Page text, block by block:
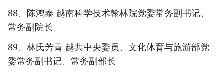
88、陈鸿泰 越南科学技术翰林院党委常务副书记、
常务副院长
89、林氏芳青 越共中央委员、文化体育与旅游部党
委常务副书记、常务副部长